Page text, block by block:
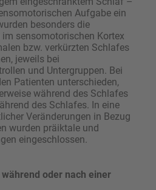
Aufgabe ein
besonders die
sensomotorischen Kortex
bzw. verkürzten Schlafes
jeweils bei
und Untergruppen. Bei
Patienten unterschieden,
während des Schlafes
des Schlafes. In eine
Veränderungen in Bezug
wurden präiktale und
eingeschlossen.
oder nach einer